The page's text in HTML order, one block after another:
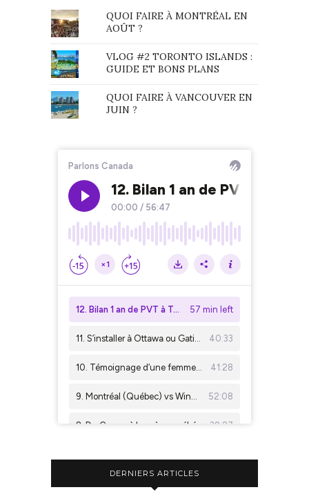
QUOI FAIRE À MONTRÉAL EN
AOÛT ?
VLOG #2 TORONTO ISLANDS :
GUIDE ET BONS PLANS
QUOI FAIRE À VANCOUVER EN
JUIN ?
DERNIERS ARTICLES